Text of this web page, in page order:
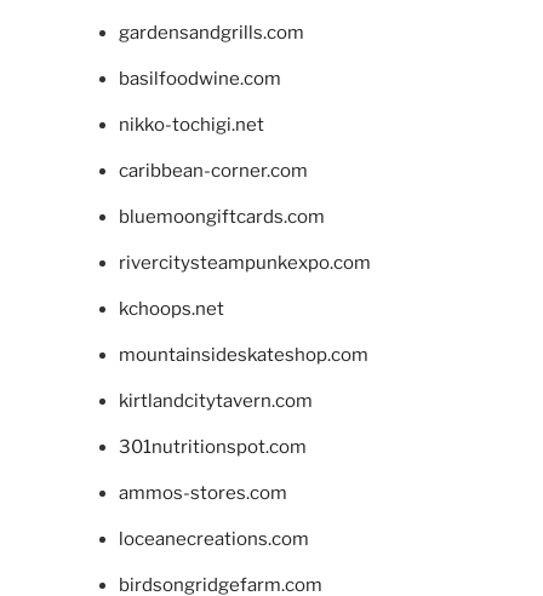
gardensandgrills.com
basilfoodwine.com
nikko-tochigi.net
caribbean-corner.com
bluemoongiftcards.com
rivercitysteampunkexpo.com
kchoops.net
mountainsideskateshop.com
kirtlandcitytavern.com
301nutritionspot.com
ammos-stores.com
loceanecreations.com
birdsongridgefarm.com